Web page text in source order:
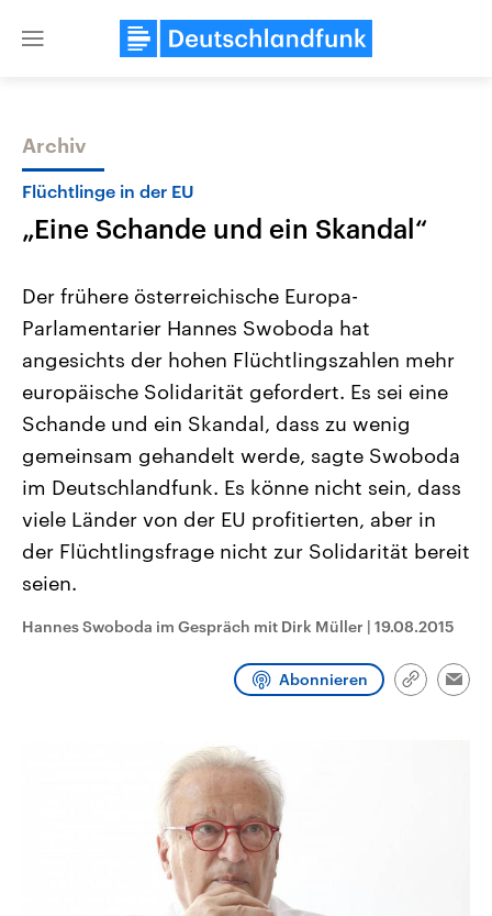
Close
Themen
Landtagswahl Sachsen-Anhalt
2026
Alle Informationen
Sachsen-Anhalt wählt am 6.
September 2026 einen neuen
Landtag. Seit 2021 wird das
Bundesland von einer Koalition aus
Umfragen, Prognosen,
Wahlprogramme, aktuelle Berichte
und Hintergründe zu den Parteien
und Kandidaten der anstehenden
Wahl.
USA
Aktuelle Beiträge,
Hintergründe
Wirtschaftlich und
gehören die Vereinigten
den mächtigsten Ländern
mit großem Einfluss auf
Sendungen Programm Podcasts
Archiv
Flüchtlinge in der EU
„Eine Schande und ein Skandal“
Der frühere österreichische Europa-
Parlamentarier Hannes Swoboda hat
angesichts der hohen Flüchtlingszahlen mehr
europäische Solidarität gefordert. Es sei eine
Schande und ein Skandal, dass zu wenig
gemeinsam gehandelt werde, sagte Swoboda
im Deutschlandfunk. Es könne nicht sein, dass
viele Länder von der EU profitierten, aber in
der Flüchtlingsfrage nicht zur Solidarität bereit
seien.
Hannes Swoboda im Gespräch mit Dirk Müller | 19.08.2015
Abonnieren
Link